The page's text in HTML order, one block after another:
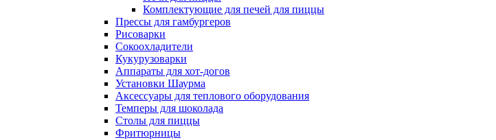
Комплектующие для печей для пиццы
Прессы для гамбургеров
Рисоварки
Сокоохладители
Кукурузоварки
Аппараты для хот-догов
Установки Шаурма
Аксессуары для теплового оборудования
Темперы для шоколада
Столы для пиццы
Фритюрницы